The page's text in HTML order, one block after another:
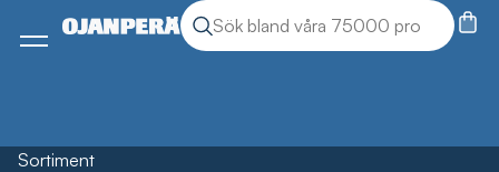
Sök produkter
Sök
Meny
Sortiment